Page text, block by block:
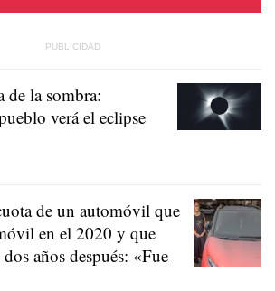
de la sombra:
verá el eclipse
de un automóvil que
en el 2020 y que
años después: «Fue